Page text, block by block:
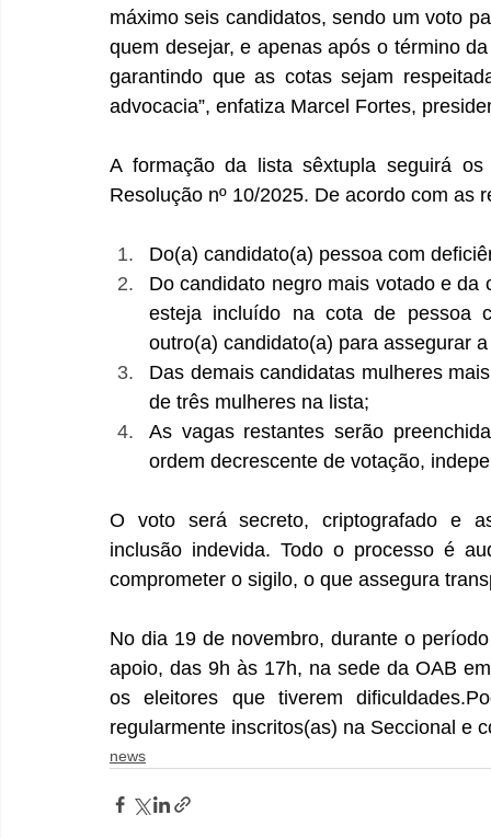
máximo seis candidatos, sendo um voto
quem desejar, e apenas após o término
garantindo que as cotas sejam
advocacia”, enfatiza Marcel Fortes,
A formação da lista sêxtupla seguirá
Resolução nº 10/2025. De acordo com as
Do(a) candidato(a) pessoa com
Do candidato negro mais votado e
esteja incluído na cota de pessoa
outro(a) candidato(a) para assegurar
Das demais candidatas mulheres
de três mulheres na lista;
As vagas restantes serão
ordem decrescente de votação,
O voto será secreto, criptografado e
inclusão indevida. Todo o processo é
comprometer o sigilo, o que assegura
No dia 19 de novembro, durante o
apoio, das 9h às 17h, na sede da OAB
os eleitores que tiverem
regularmente inscritos(as) na Seccional e
news